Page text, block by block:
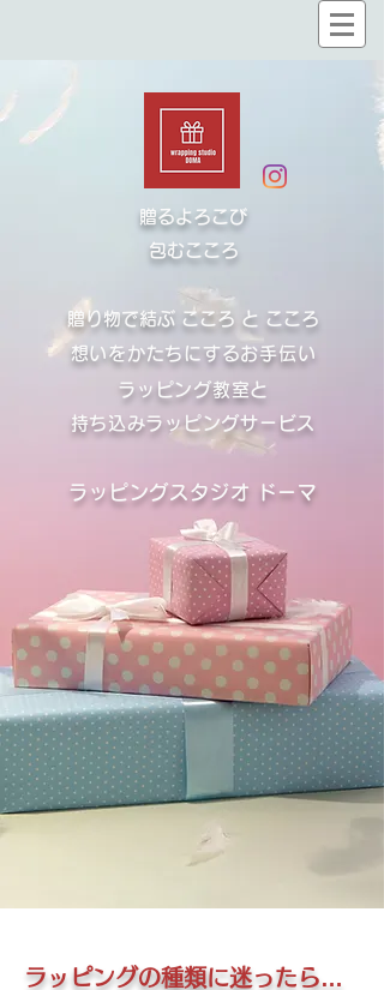
贈るよろこび
​包むこころ
贈り物で結ぶ こころ と こころ
想いをかたちにするお手伝い
ラッピング教室と
​持ち込みラッピングサービス
ラッピングスタジオ ドーマ
ラッピングの種類に迷ったら…